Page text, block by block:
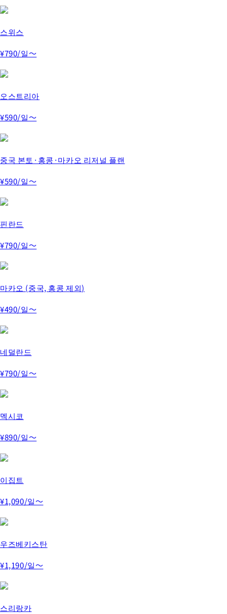
스위스
¥790/일～
오스트리아
¥590/일～
중국 본토·홍콩·마카오 리저널 플랜
¥590/일～
핀란드
¥790/일～
마카오 (중국, 홍콩 제외)
¥490/일～
네덜란드
¥790/일～
멕시코
¥890/일～
이집트
¥1,090/일～
우즈베키스탄
¥1,190/일～
스리랑카